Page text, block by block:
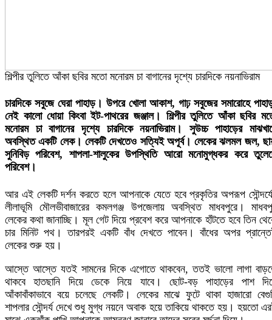
শিল্পীর তুলিতে আঁকা ছবির মতো মনোরম চা বাগানের দৃশ্যে চারদিকে নয়নাভিরাম
চারদিকে সবুজে ঘেরা পাহাড়। উপরে খোলা আকাশ, গাঢ় সবুজের সমারোহে
নেই কালো ধোয়া কিংবা ইট-পাথরের জঞ্জাল। শিল্পীর তুলিতে আঁকা ছবির
মনোরম চা বাগানের দৃশ্যে চারদিকে নয়নাভিরাম। সুউচ্চ পাহাড়ের
অবস্থিত একটি লেক। লেকটি দেখতেও সত্যিই অপূর্ব। লেকের ঝলমল জল,
সুনিবিড় পরিবেশ, শাপলা-শালুকের উপস্থিতি আরো মনোমুগ্ধকর করে
পরিবেশ।
আর এই লেকটি দর্শন করতে হলে আপনাকে যেতে হবে প্রকৃতির অপরূপ
লীলাভূমি মৌলভীবাজারের কমলগঞ্জ উপজেলায় অবস্থিত মাধবপুরে।
লেকের কথা জানাচ্ছি। মূল গেট দিয়ে প্রবেশ করে আপনাকে হাঁটতে হবে তিন
চার মিনিট পথ। তারপরই একটি বাঁধ দেখতে পাবেন। বাঁধের অপর
লেকের শুরু হয়।
আস্তে আস্তে যতই সামনের দিকে এগোতে থাকবেন, ততই ভালো লাগা
থাকবে হাতছানি দিয়ে ডেকে নিয়ে যাবে। ছোট-বড় পাহাড়ের পাশ
আঁকাবাঁকাভাবে বয়ে চলেছে লেকটি। লেকের মাঝে ফুটে থাকা হাজারো
শাপলার সৌন্দর্য দেখে শুধু মুগ্ধ নয়নে অবাক হয়ে তাকিয়ে থাকতে হয়। হয়তো